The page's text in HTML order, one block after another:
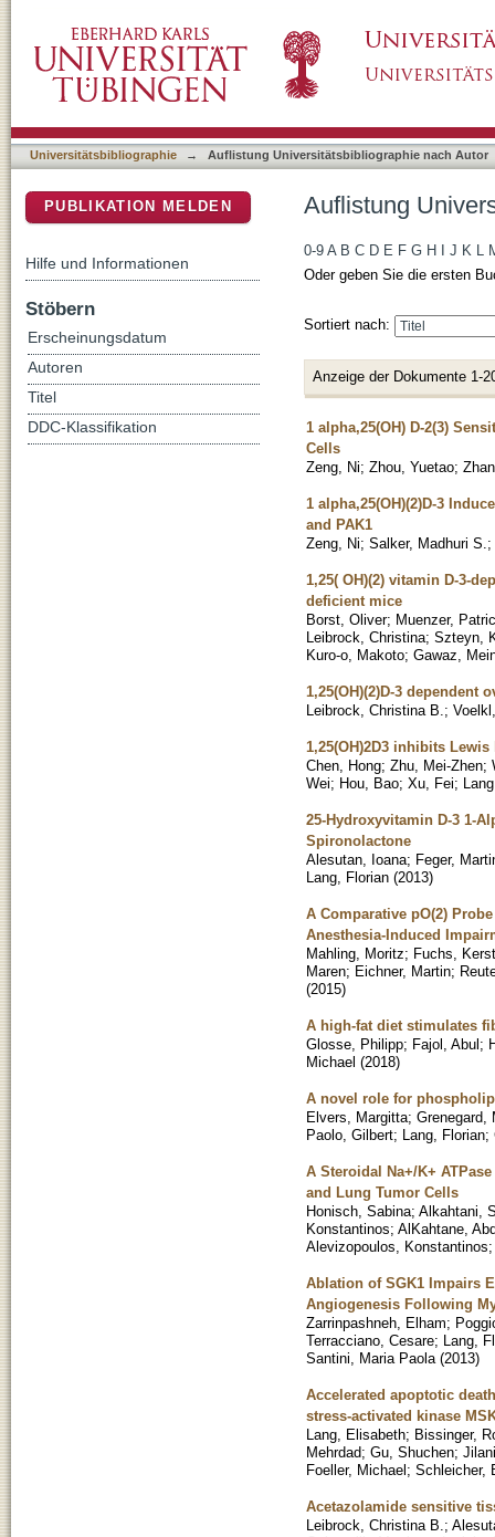
Universitätsbibliographie → Auflistung Universitätsbibliographie nach Autor
Auflistung
0-9 A B C D E F G H J K L
Oder geben Sie die ersten
Sortiert nach:
Anzeige der Dokumente 1-
1 alpha,25(OH) D-2(3)
Cells
Zeng, Ni; Zhou, Yuetao;
1 alpha,25(OH)(2)D-3
and PAK1
Zeng, Ni; Salker, Madhuri S. ;
1,25( OH)(2) vitamin D-3-
deficient mice
Borst, Oliver; Muenzer,
Leibrock, Christina; Szteyn,
Kuro-o, Makoto; Gawaz,
1,25(OH)(2)D-3
Leibrock, Christina B. ;
1,25(OH)2D3 inhibits
Chen, Hong; Zhu, Mei-Zhen;
Wei; Hou, Bao; Xu, Fei;
25-Hydroxyvitamin D-3 1-
Spironolactone
Alesutan, Ioana; Feger,
Lang, Florian (2013)
A Comparative pO(2)
Anesthesia-Induced
Mahling, Moritz; Fuchs,
Maren; Eichner, Martin;
(2015)
A high-fat diet stimulates
Glosse, Philipp; Fajol, Abul;
Michael (2018)
A novel role for
Elvers, Margitta; Grenegard,
Paolo, Gilbert; Lang, Florian;
A Steroidal Na+/K+
and Lung Tumor Cells
Honisch, Sabina; Alkahtani,
Konstantinos; AlKahtane,
Alevizopoulos, Konstantinos
Ablation of SGK1 Impairs
Angiogenesis Following
Zarrinpashneh, Elham;
Terracciano, Cesare; Lang,
Santini, Maria Paola (2013)
Accelerated apoptotic
stress-activated kinase
Lang, Elisabeth; Bissinger,
Mehrdad; Gu, Shuchen;
Foeller, Michael; Schleicher,
Acetazolamide sensitive
Leibrock, Christina B. ;
PUBLIKATION MELDEN
Hilfe und Informationen
Stöbern
Erscheinungsdatum
Autoren
Titel
DDC-Klassifikation